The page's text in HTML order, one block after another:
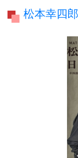
松本幸四